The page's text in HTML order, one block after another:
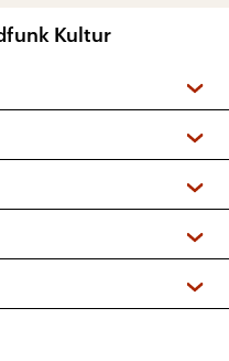
Kultur